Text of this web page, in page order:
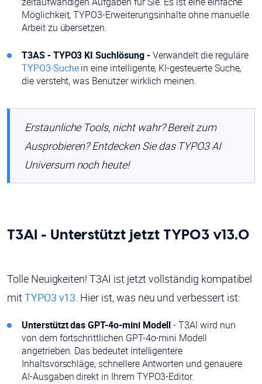
Möglichkeit, TYPO3-Erweiterungsinhalte ohne manuelle
Arbeit zu übersetzen.
T3AS - TYPO3 KI Suchlösung -Verwandelt die reguläre
TYPO3-Suchein eine intelligente, KI-gesteuerte Suche,
die versteht, was Benutzer wirklich meinen.
Erstaunliche Tools, nicht wahr? Bereit zum
Ausprobieren? Entdecken Sie das TYPO3 AI
Universum noch heute!
T3AI - Unterstützt jetzt TYPO3 v13.0
Tolle Neuigkeiten! T3AI ist jetzt vollständig kompatibel
mitTYPO3 v13. Hier ist, was neu und verbessert ist:
Unterstützt das GPT-4o-mini Modell- T3AI wird nun
von dem fortschrittlichen GPT-4o-mini Modell
angetrieben. Das bedeutet intelligentere
Inhaltsvorschläge, schnellere Antworten und genauere
AI-Ausgaben direkt in Ihrem TYPO3-Editor.